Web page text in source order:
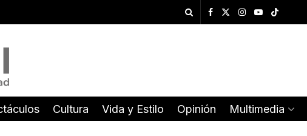
Cultura Vida y Estilo Opinión Multimedia